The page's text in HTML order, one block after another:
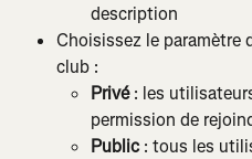
description
Choisissez le
club :
Privé : les
permission de
Public : tous les